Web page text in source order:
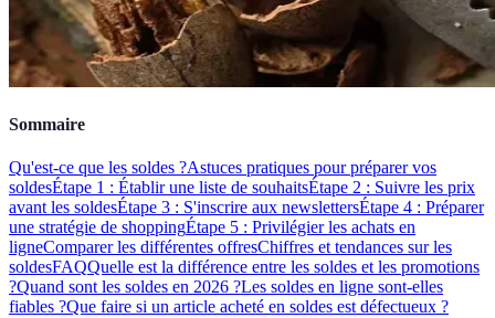
Sommaire
Qu'est-ce que les soldes ?Astuces pratiques pour préparer vos
soldesÉtape 1 : Établir une liste de souhaitsÉtape 2 : Suivre les prix
avant les soldesÉtape 3 : S'inscrire aux newslettersÉtape 4 : Préparer
une stratégie de shoppingÉtape 5 : Privilégier les achats en
ligneComparer les différentes offresChiffres et tendances sur les
soldesFAQQuelle est la différence entre les soldes et les promotions
?Quand sont les soldes en 2026 ?Les soldes en ligne sont-elles
fiables ?Que faire si un article acheté en soldes est défectueux ?